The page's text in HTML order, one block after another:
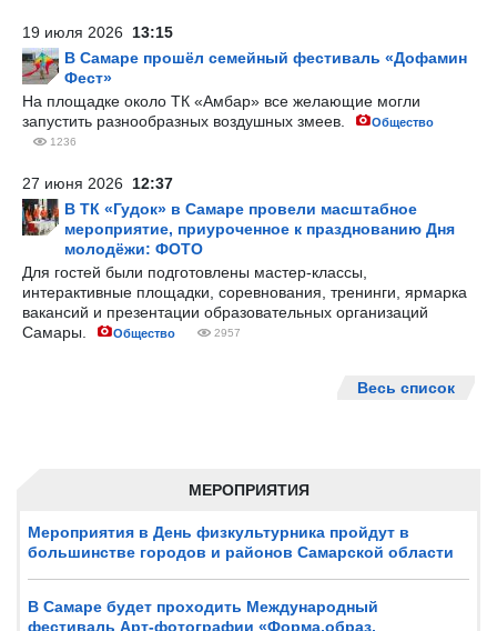
МЕРОПРИЯТИЯ
Мероприятия в День физкультурника пройдут в
большинстве городов и районов Самарской области
В Самаре будет проходить Международный
фестиваль Арт-фотографии «Форма,образ,
19 июля 2026 13:15
В Самаре прошёл семейный фестиваль «Дофамин
Фест»
На площадке около ТК «Амбар» все желающие могли
запустить разнообразных воздушных змеев.
Общество
1236
27 июня 2026 12:37
В ТК «Гудок» в Самаре провели масштабное
мероприятие, приуроченное к празднованию Дня
молодёжи: ФОТО
Для гостей были подготовлены мастер-классы,
интерактивные площадки, соревнования, тренинги, ярмарка
вакансий и презентации образовательных организаций
Самары.
Общество 2957
Весь список